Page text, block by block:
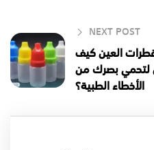
NEXT POST
العين كيف
لتحمي بصرك من
الأخطاء الطبية؟